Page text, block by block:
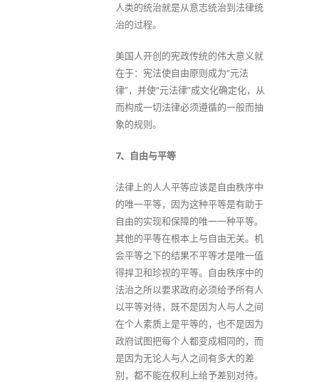
人类的统治就是从意志统治到法律统
治的过程。
美国人开创的宪政传统的伟大意义就
在于：宪法使自由原则成为“元法
律”，并使“元法律”成文化确定化，从
而构成一切法律必须遵循的一般而抽
象的规则。
7、自由与平等
法律上的人人平等应该是自由秩序中
的唯一平等，因为这种平等是有助于
自由的实现和保障的唯一一种平等。
其他的平等在根本上与自由无关。机
会平等之下的结果不平等才是唯一值
得捍卫和珍视的平等。自由秩序中的
法治之所以要求政府必须给予所有人
以平等对待，既不是因为人与人之间
在个人素质上是平等的，也不是因为
政府试图把每个人都变成相同的，而
是因为无论人与人之间有多大的差
别，都不能在权利上给予差别对待。